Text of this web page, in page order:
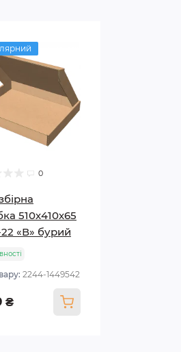
0
510х410х65
«В» бурий
2244-1449542
₴